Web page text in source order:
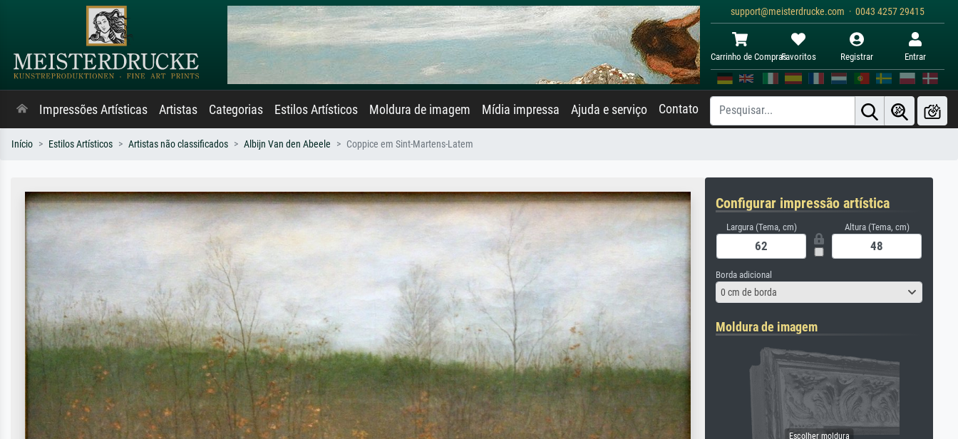
support@meisterdrucke.com · 0043 4257 29415
Carrinho de ComprasFavoritos Registrar Entrar
Impressões Artísticas Artistas Categorias Estilos Artísticos Moldura de imagem Mídia impressa Ajuda e serviço Contato
Início Estilos Artísticos Artistas não classificados Albijn Van den Abeele Coppice em Sint-Martens-Latem
Configurar impressão artística
Largura (Tema, cm) Altura (Tema, cm)
Borda adicional
0 cm de borda
Moldura de imagem